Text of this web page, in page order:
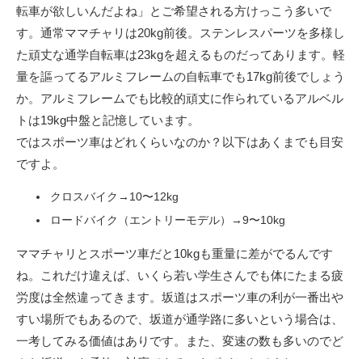
転車が欲しいんだよね」とご希望される方けっこう多いで
す。通常ママチャリは20kg前後。ステンレスパーツを多様し
た頑丈な通学自転車は23kgを超えるものだってあります。軽
量を謳ってるアルミフレームの自転車でも17kg前後でしょう
か。アルミフレームでも比較的頑丈に作られているアルベル
トは19kg中盤と記憶しています。
ではスポーツ車はどれくらいなのか？以下はあくまでも目安
ですよ。
クロスバイク→10〜12kg
ロードバイク（エントリーモデル）→9〜10kg
ママチャリとスポーツ車だと10kgも重量に差がでるんです
ね。これだけ違えば、いくら若い学生さんでも体にたまる疲
労度は全然違ってきます。坂道はスポーツ車の利が一番出や
すい場所でもあるので、坂道が通学路に多いという場合は、
一考してみる価値はありです。また、変速の数も多いのでど